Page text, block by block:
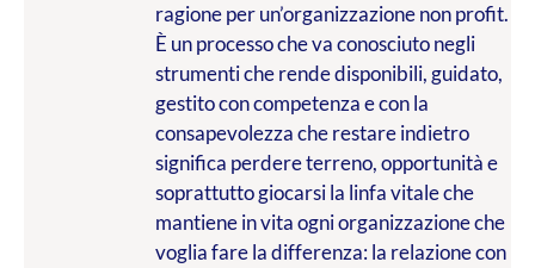
ragione per un’organizzazione non profit.
È un processo che va conosciuto negli
strumenti che rende disponibili, guidato,
gestito con competenza e con la
consapevolezza che restare indietro
significa perdere terreno, opportunità e
soprattutto giocarsi la linfa vitale che
mantiene in vita ogni organizzazione che
voglia fare la differenza: la relazione con